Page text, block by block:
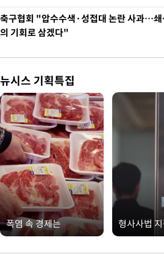
축구협회 "압수수색·성접대 논란 사과…쇄
의 기회로 삼겠다"
뉴시스 기획특집
폭염 속 경제는 형사사법